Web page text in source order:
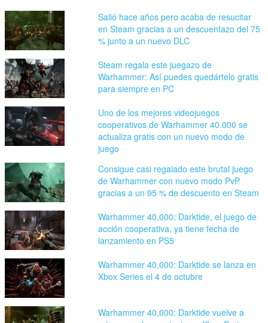
Salió hace años pero acaba de resucitar
en Steam gracias a un descuentazo del 75
% junto a un nuevo DLC
Steam regala este juegazo de
Warhammer: Así puedes quedártelo gratis
para siempre en PC
Uno de los mejores videojuegos
cooperativos de Warhammer 40.000 se
actualiza gratis con un nuevo modo de
juego
Consigue casi regalado este brutal juego
de Warhammer con nuevo modo PvP
gracias a un 95 % de descuento en Steam
Warhammer 40,000: Darktide, el juego de
acción cooperativa, ya tiene fecha de
lanzamiento en PS5
Warhammer 40,000: Darktide se lanza en
Xbox Series el 4 de octubre
Warhammer 40,000: Darktide vuelve a